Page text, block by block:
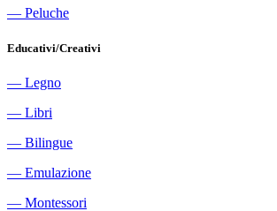
― Peluche
Educativi/Creativi
― Legno
― Libri
― Bilingue
― Emulazione
― Montessori